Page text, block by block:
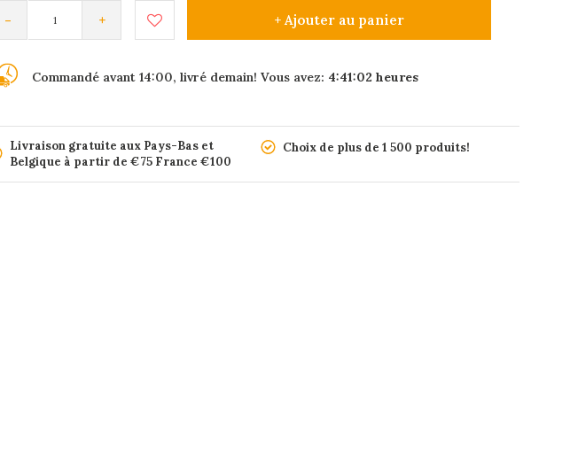
- + + Ajouter au panier
Commandé avant 14:00, livré demain! Vous avez: 4:41:01heures
Livraison gratuite aux Pays-Bas et
Belgique à partir de €75 France €100
Choix de plus de 1 500 produits!